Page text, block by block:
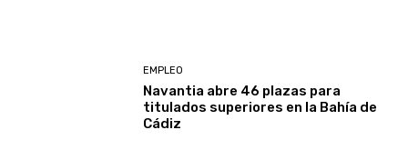
EMPLEO
Navantia abre 46 plazas para
titulados superiores en la Bahía de
Cádiz